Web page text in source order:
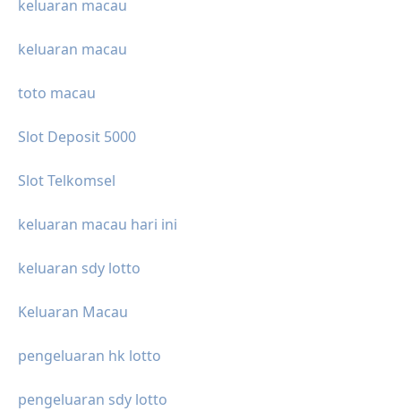
keluaran macau
keluaran macau
toto macau
Slot Deposit 5000
Slot Telkomsel
keluaran macau hari ini
keluaran sdy lotto
Keluaran Macau
pengeluaran hk lotto
pengeluaran sdy lotto